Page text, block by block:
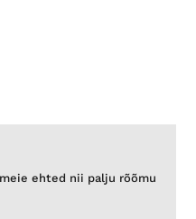
ehted nii palju rõõmu